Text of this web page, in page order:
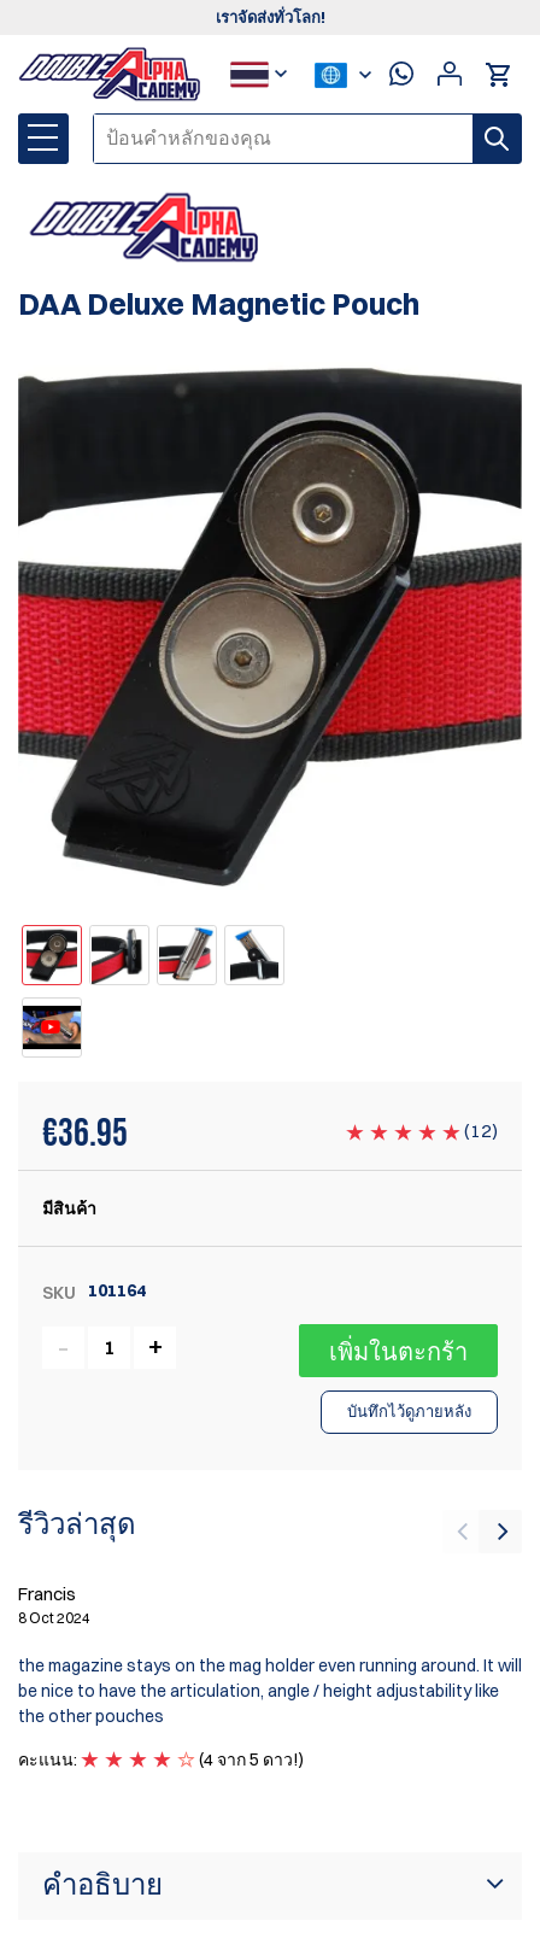
เราจัดส่งทั่วโลก!
DAA Deluxe Magnetic Pouch
€36.95 (12)
มีสินค้า
SKU 101164
เพิ่มในตะกร้า
บันทึกไว้ดูภายหลัง
รีวิวล่าสุด
Francis
8 Oct 2024
the magazine stays on the mag holder even running around. It will
be nice to have the articulation, angle / height adjustability like
the other pouches
คะแนน:
(4 จาก 5 ดาว!)
คำอธิบาย